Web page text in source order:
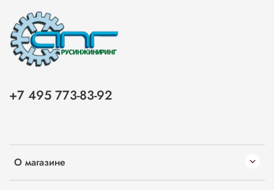
О магазине
+7 495 773-83-92